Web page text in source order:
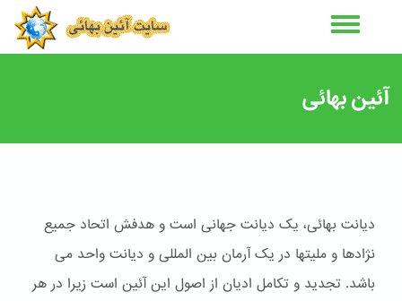
آئین بهائی
دیانت بهائی، یک دیانت جهانی است و هدفش اتحاد جمیع
نژادها و ملیتها در یک آرمان بین المللی و دیانت واحد می
باشد. تجدید و تکامل ادیان از اصول این آئین است زیرا در هر